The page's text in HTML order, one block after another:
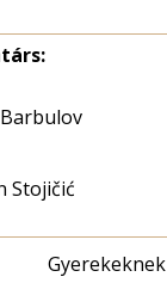
Stojičić
Gyerekeknek